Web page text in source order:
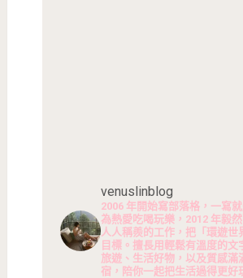
venuslinblog
2006 年開始寫部落格，一寫
為熱愛吃喝玩樂，2012 年毅
人人稱羨的工作，把「環遊世
目標。擅長用輕鬆有溫度的文
旅遊、生活好物，以及質感滿
宿，陪你一起把生活過得更好